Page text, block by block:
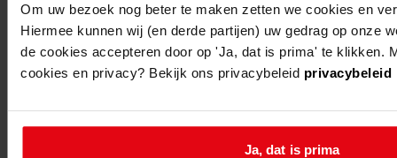
Om uw bezoek nog beter te maken zetten we cookies en
Hiermee kunnen wij (en derde partijen) uw gedrag op onze
de cookies accepteren door op 'Ja, dat is prima' te klikken.
cookies en privacy? Bekijk ons privacybeleid privacybeleid
Ja, dat is prima
4
5
6